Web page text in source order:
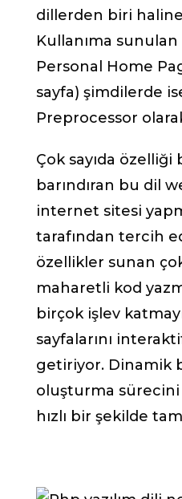
dillerden biri
Kullanıma sunulan
Personal Home
sayfa) şimdilerde
Preprocessor
Çok sayıda
barındıran bu dil
internet sitesi
tarafından tercih
özellikler sunan
maharetli kod
birçok işlev
sayfalarını
getiriyor. Dinamik
oluşturma sürecini
hızlı bir şekilde